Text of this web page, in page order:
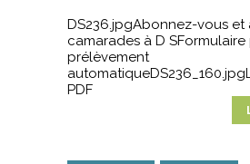
DS236.jpgAbonnez-vous
camarades à D
prélèvement
PDF